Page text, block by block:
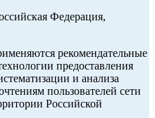
Федерация,
рекомендательные
предоставления
и анализа
пользователей сети
Российской